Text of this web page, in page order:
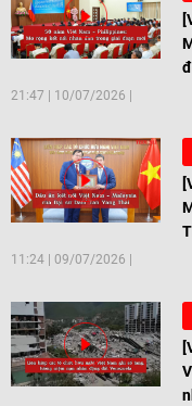
21:47 10/07/2026
11:24 09/07/2026